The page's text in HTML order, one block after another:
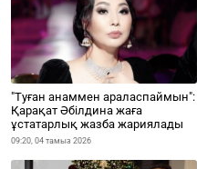
"Туған анаммен араласпаймын":
Қарақат Әбілдина жаға
ұстатарлық жазба жариялады
09:20, 04 тамыз 2026